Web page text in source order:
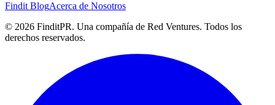
Findit BlogAcerca de Nosotros
© 2026 FinditPR. Una compañía de Red Ventures. Todos los
derechos reservados.